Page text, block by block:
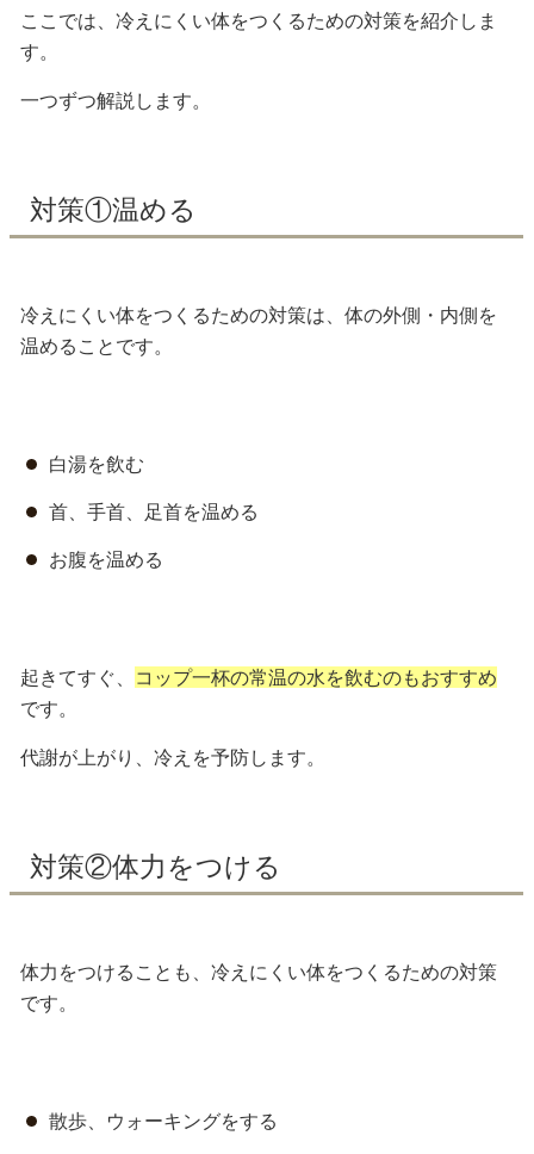
ここでは、冷えにくい体をつくるための対策を紹介しま
す。
一つずつ解説します。
対策①温める
冷えにくい体をつくるための対策は、体の外側・内側を
温めることです。
白湯を飲む
首、手首、足首を温める
お腹を温める
起きてすぐ、
コップ一杯の常温の水を飲むのもおすすめ
です。
代謝が上がり、 冷えを予防します。
対策②体力をつける
体力をつけることも、冷えにくい体をつくるための対策
です。
散歩、ウォーキングをする